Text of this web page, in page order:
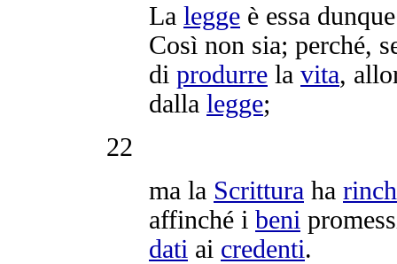
La legge è essa
Così non sia; perché,
di produrre la vita,
dalla legge;
22
ma la Scrittura ha
affinché i beni
dati ai credenti.